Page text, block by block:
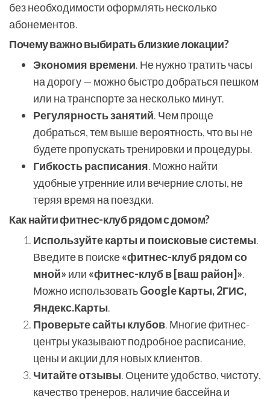
без необходимости оформлять несколько
абонементов.
Почему важно выбирать близкие локации?
Экономия времени. Не нужно тратить часы
на дорогу — можно быстро добраться пешком
или на транспорте за несколько минут.
Регулярность занятий. Чем проще
добраться, тем выше вероятность, что вы не
будете пропускать тренировки и процедуры.
Гибкость расписания. Можно найти
удобные утренние или вечерние слоты, не
теряя время на поездки.
Как найти фитнес-клуб рядом с домом?
Используйте карты и поисковые системы.
Введите в поиске«фитнес-клуб рядом со
мной» или «фитнес-клуб в [ваш район]».
Можно использоватьGoogle Карты, 2ГИС,
Яндекс.Карты.
Проверьте сайты клубов. Многие фитнес-
центры указывают подробное расписание,
цены и акции для новых клиентов.
Читайте отзывы. Оцените удобство, чистоту,
качество тренеров, наличие бассейна и